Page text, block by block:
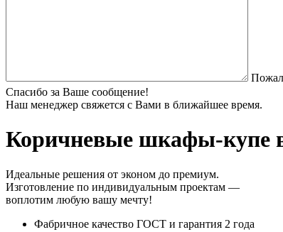
Спасибо за Ваше сообщение!
Наш менеджер свяжется с Вами в ближайшее время.
Коричневые шкафы-купе
Идеальные решения от эконом до премиум.
Изготовление по индивидуальным проектам —
воплотим любую вашу мечту!
Фабричное качество ГОСТ и гарантия 2 года